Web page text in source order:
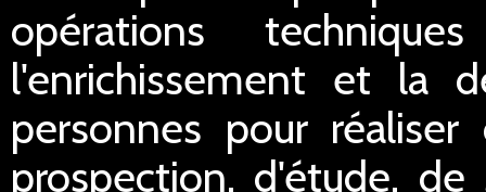
opérations
l'enrichissement et la
personnes pour
prospection, d'étude,